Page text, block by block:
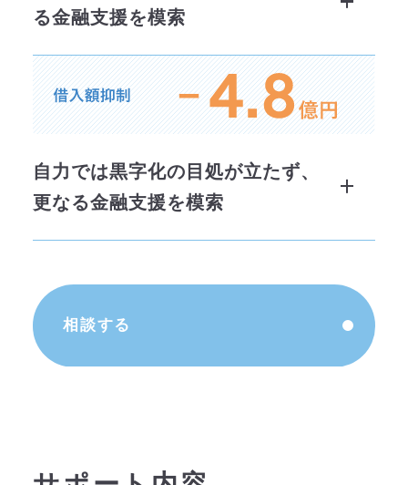
●シンジケートローンの組成
メインバンクにシンジケートローン
のアレンジャーを依頼し、すべての
取引金融機関と調整を実施。
複数の金融機関からの借入を一本化
し、毎年の借入返済額を抑制。
追加担保を提供することで、経営者
況。
一方で、仕入先や外注先への立
替資金が必要となる案件が発
生。
解決策
●経営改善サポート保証による借
の一環として経営改善計画を策定
し、メインバンクおよび保証協会に
向上していたものの、毎年の借
入返済額には届かなかった。
資金繰りが厳しい状況に陥って
いた。
る金融支援を模索
P/L改善により収益力は徐々に
向上していたものの、毎年の借
約5年前から条件変更（リス
自力では黒字化の目処が立たず、
更なる金融支援を模索
相談する